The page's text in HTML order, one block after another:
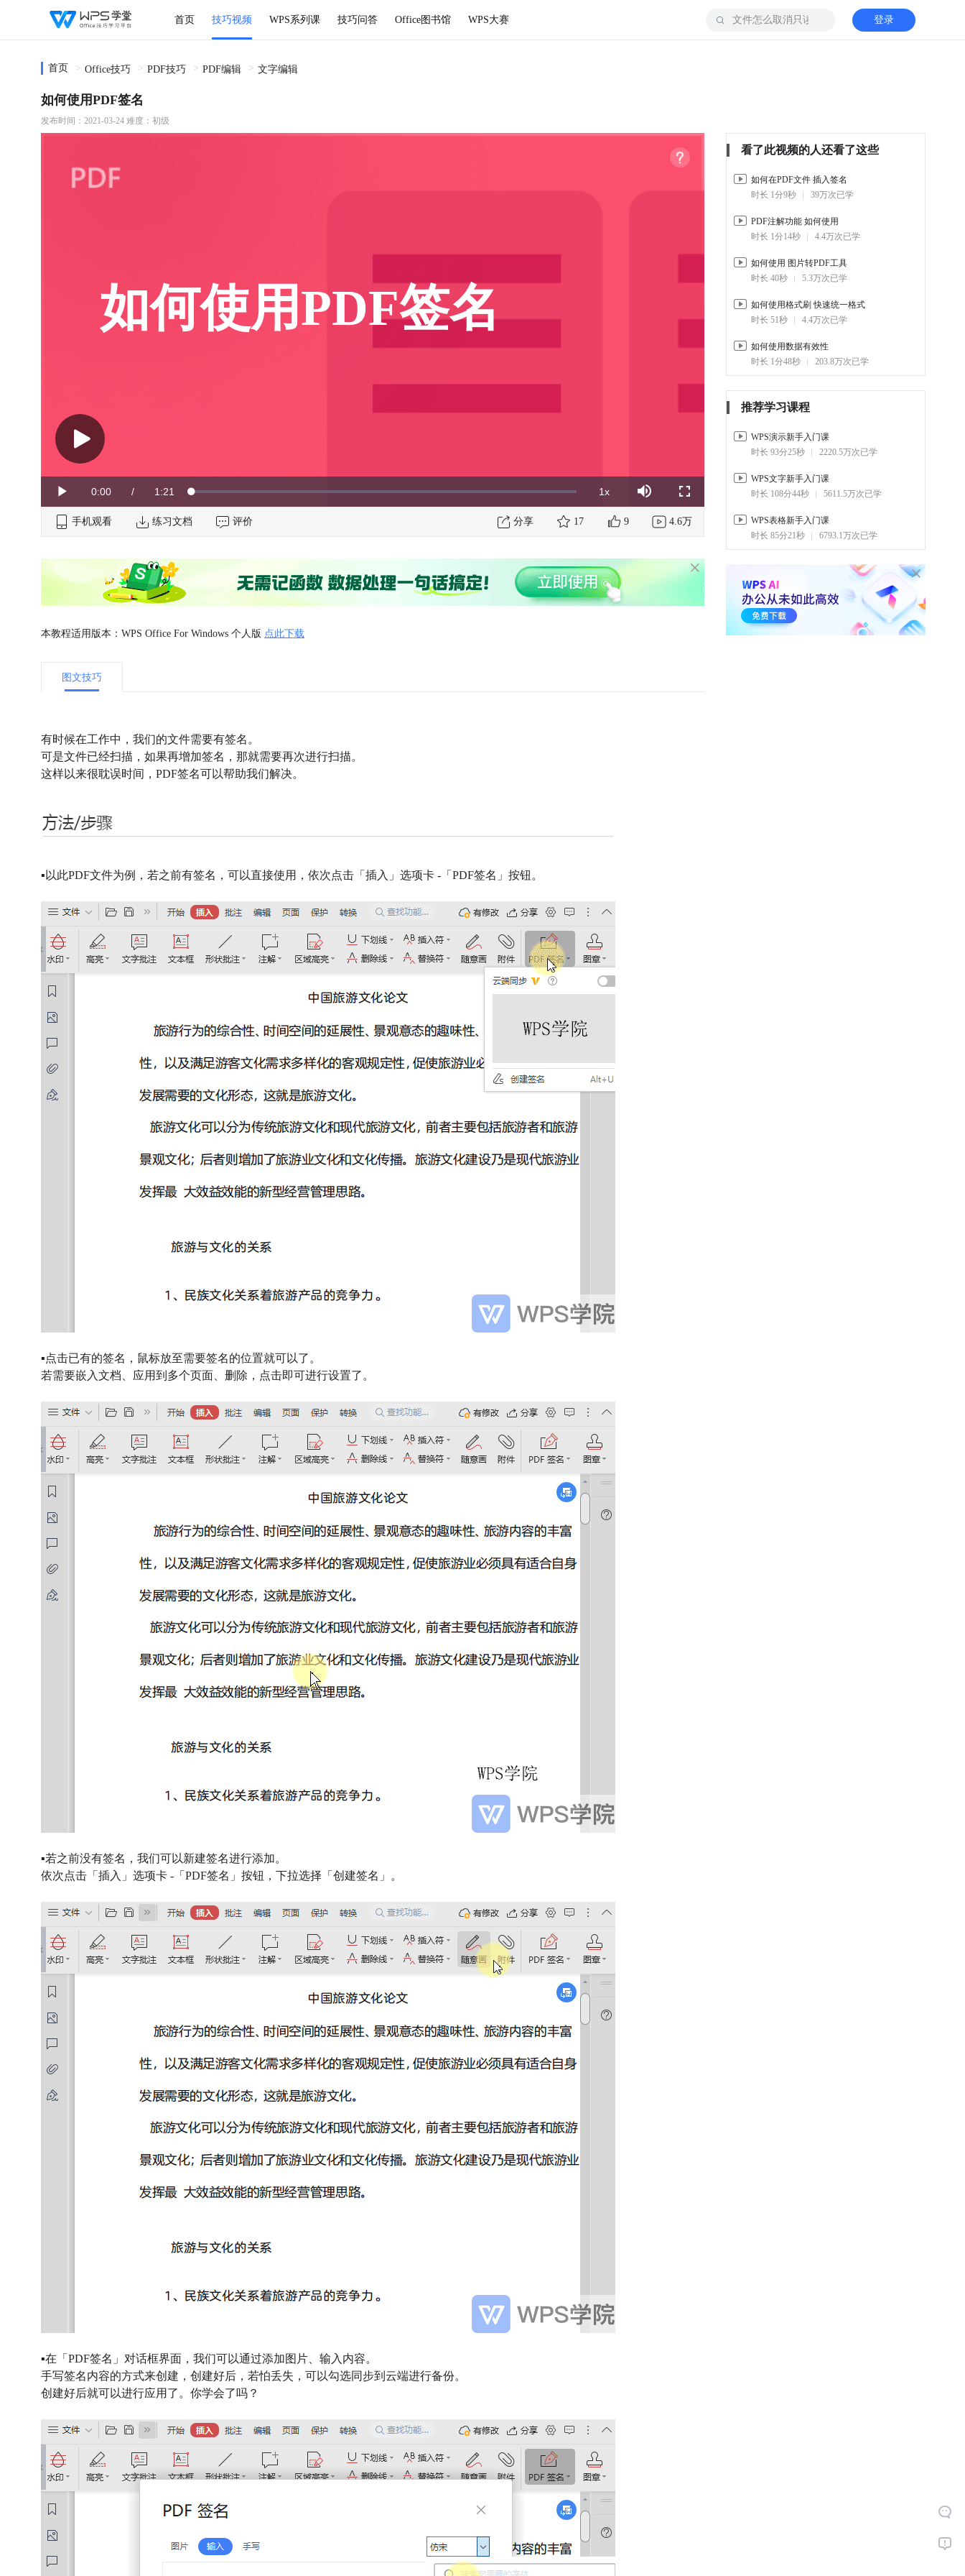
首页 技巧视频 WPS系列课 技巧问答 Office图书馆 WPS大赛 登录
首页 Office技巧 PDF技巧 PDF编辑 文字编辑
如何使用PDF签名
发布时间：2021-03-24 难度：初级
Play Current
Time
0:00 / Duration
1:21 Loaded:
0%
1xPlayback
Rate
Mute Fullscreen
如何使用PDF签名
手机观看 练习文档 评价 分享 17 9 4.6万
本教程适用版本：WPS Office For Windows 个人版 点此下载
图文技巧
有时候在工作中，我们的文件需要有签名。
可是文件已经扫描，如果再增加签名，那就需要再次进行扫描。
这样以来很耽误时间，PDF签名可以帮助我们解决。
▪ 以此PDF文件为例，若之前有签名，可以直接使用， 依次点击「插入」选项卡 -「PDF签名」按钮。
▪点击已有的签名，鼠标放至需要签名的位置就可以了。
若需要嵌入文档、应用到多个页面、删除，点击即可进行设置了。
▪若之前没有签名，我们可以新建签名进行添加。
依次点击「插入」选项卡 -「PDF签名」按钮，下拉选择「创建签名」。
▪在「PDF签名」对话框界面，我们可以通过添加图片、输入内容。
手写签名内容的方式来创建，创建好后，若怕丢失，可以勾选同步到云端进行备份。
创建好后就可以进行应用了。你学会了吗？
看了此视频的人还看了这些
如何在PDF文件 插入签名
时长 1分9秒
39万次已学
PDF注解功能 如何使用
时长 1分14秒
4.4万次已学
如何使用 图片转PDF工具
时长 40秒
5.3万次已学
如何使用格式刷 快速统一格式
时长 51秒
4.4万次已学
如何使用数据有效性
时长 1分48秒
203.8万次已学
推荐学习课程
WPS演示新手入门课
时长 93分25秒
2220.5万次已学
WPS文字新手入门课
时长 108分44秒
5611.5万次已学
WPS表格新手入门课
时长 85分21秒
6793.1万次已学